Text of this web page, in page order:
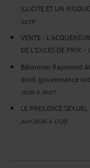
ILLICITE ET UN
22:39
VENTE -
DE L'EXCES DE PRIX-
Bâtonnier Raymond
droit, gouvernance
2026 à 18:07
LE PREJUDICE
juin 2026 à 17:38